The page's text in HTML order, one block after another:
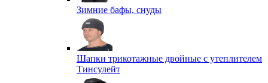
Зимние бафы, снуды
Шапки трикотажные двойные с утеплителем
Тинсулейт